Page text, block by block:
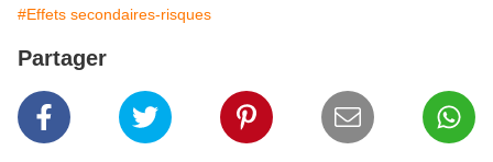
#Effets secondaires-risques
Partager